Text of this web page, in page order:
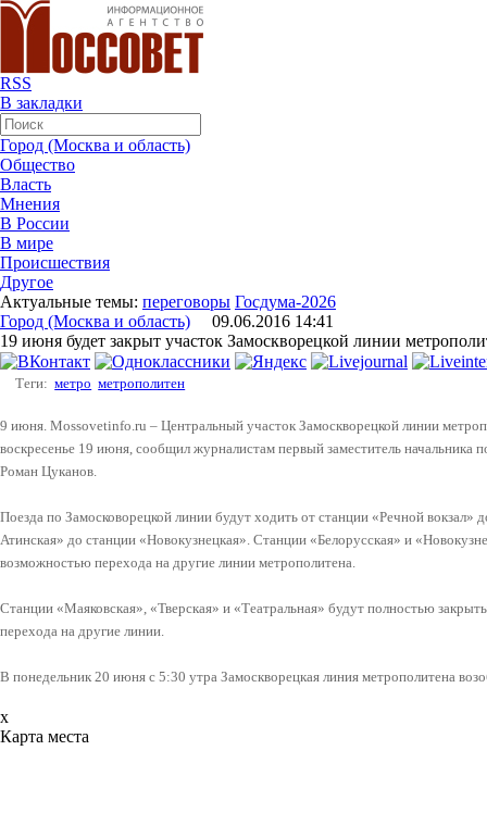
RSS
В закладки
Город (Москва и область)
Общество
Власть
Мнения
В России
В мире
Происшествия
Другое
Актуальные темы: переговоры Госдума-2026
Город (Москва и область) 09.06.2016 14:41
19 июня будет закрыт участок Замоскворецкой линии
Теги: метро метрополитен
9 июня. Mossovetinfo.ru – Центральный участок Замоскворецкой линии
воскресенье 19 июня, сообщил журналистам первый заместитель начальника
Роман Цуканов.
Поезда по Замосковорецкой линии будут ходить от станции «Речной вокзал»
Атинская» до станции «Новокузнецкая». Станции «Белорусская» и
возможностью перехода на другие линии метрополитена.
Станции «Маяковская», «Тверская» и «Театральная» будут полностью
перехода на другие линии.
В понедельник 20 июня с 5:30 утра Замоскворецкая линия метрополитена
x
Карта места